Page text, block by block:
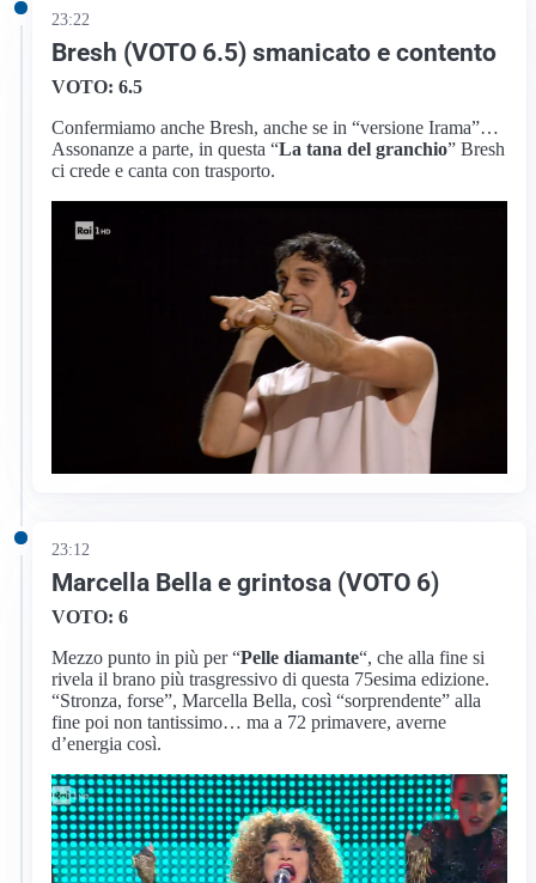
23:22
Bresh (VOTO 6.5) smanicato e contento
VOTO: 6.5
Confermiamo anche Bresh, anche se in “versione Irama”…
Assonanze a parte, in questa “La tana del granchio” Bresh
ci crede e canta con trasporto.
23:12
Marcella Bella e grintosa (VOTO 6)
VOTO: 6
Mezzo punto in più per “Pelle diamante“, che alla fine si
rivela il brano più trasgressivo di questa 75esima edizione.
“Stronza, forse”, Marcella Bella, così “sorprendente” alla
fine poi non tantissimo… ma a 72 primavere, averne
d’energia così.